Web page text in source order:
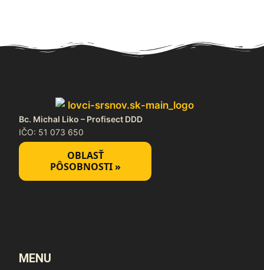
Bc. Michal Liko – Profisect DDD
IČO: 51 073 650
OBLASŤ
PÔSOBNOSTI »
MENU